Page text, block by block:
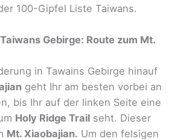
100-Gipfel Liste Taiwans.
Gebirge: Route zum Mt.
in Tawains Gebirge hinauf
geht Ihr am besten vorbei an
bis Ihr auf der linken Seite eine
Holy Ridge Trail seht. Dieser
Mt. Xiaobajian. Um den felsigen